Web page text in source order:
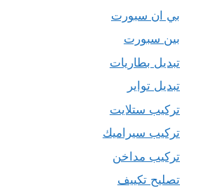
بي ان سبورت
بين سبورت
تبديل بطاريات
تبديل تواير
تركيب ستلايت
تركيب سيراميك
تركيب مداخن
تصليح تكييف